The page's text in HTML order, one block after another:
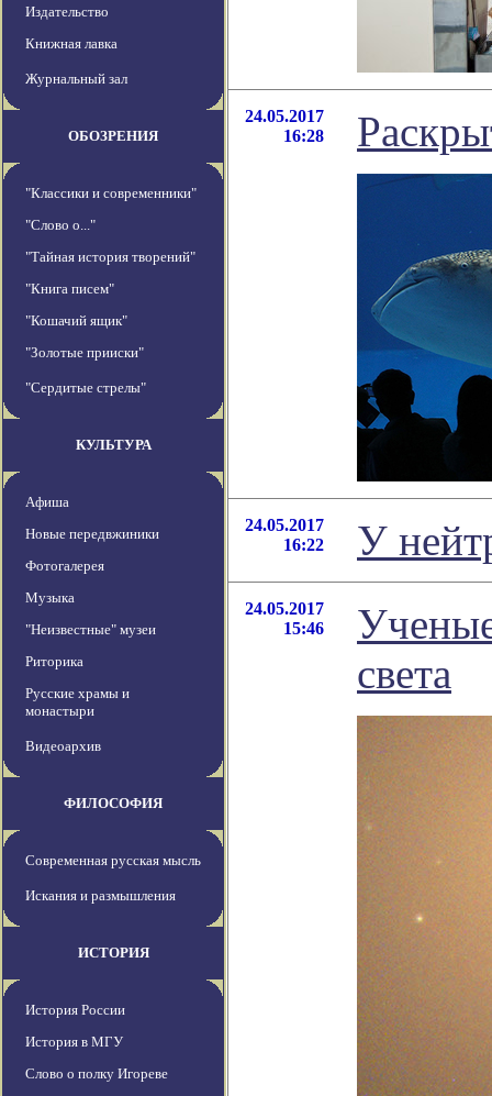
Издательство
Книжная лавка
Журнальный зал
ОБОЗРЕНИЯ
"Классики и современники"
"Слово о..."
"Тайная история творений"
"Книга писем"
"Кошачий ящик"
"Золотые прииски"
"Сердитые стрелы"
КУЛЬТУРА
Афиша
Новые передвжиники
Фотогалерея
Музыка
"Неизвестные" музеи
Риторика
Русские храмы и
монастыри
Видеоархив
ФИЛОСОФИЯ
Современная русская мысль
Искания и размышления
ИСТОРИЯ
История России
История в МГУ
Слово о полку Игореве
24.05.2017
16:28
24.05.2017
16:22
У
24.05.2017
15:46
света